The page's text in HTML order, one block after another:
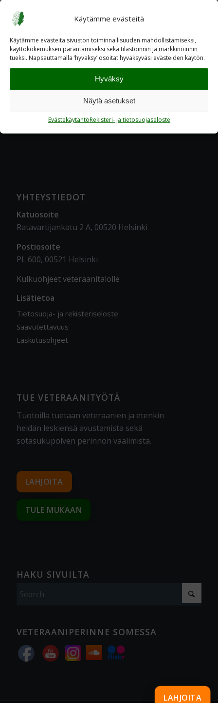
Käytämme evästeitä
Käytämme evästeitä sivuston toiminnallisuuden mahdollistamiseksi,
käyttökokemuksen parantamiseksi sekä tilastoinnin ja markkinoinnin
tueksi. Napsauttamalla ’hyvaksy’ osoitat hyväksyväsi evästeiden käytön.
Hyväksy
Näytä asetukset
EvästekäytäntöRekisteri- ja tietosuojaseloste
YHTEYSTIEDOT
Katuosoite
Ratavartijankatu 2 A, 00520 Helsinki
Postiosoite
PL 600, 00521 Helsinki
Kulkuohjeet veteraanitalolle
Lisätietoa
Tietosuoja- ja rekisteriseloste
Saavutettavuus
Laskutusohjeet
TUE VETERAANITYÖTÄ
Tuotoilla tuetaan veteraanien ja etenkin
heidän leskiensä avustamista sekä
sotasukupolven perinnön vaalimista.
LAHJOITA
TULE MUKAAN
HAKU SIVUILTA
VETERAANIPERINNE SOMESSA
LAHJOITA